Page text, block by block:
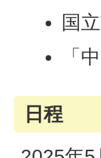
国
「
日程